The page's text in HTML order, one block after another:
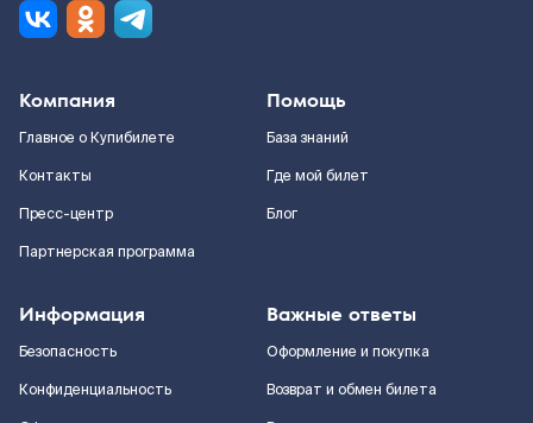
Компания
Главное о Купибилете
Контакты
Пресс-центр
Партнерская программа
Помощь
База знаний
Где мой билет
Блог
Информация
Безопасность
Конфиденциальность
Важные ответы
Оформление и покупка
Возврат и обмен билета